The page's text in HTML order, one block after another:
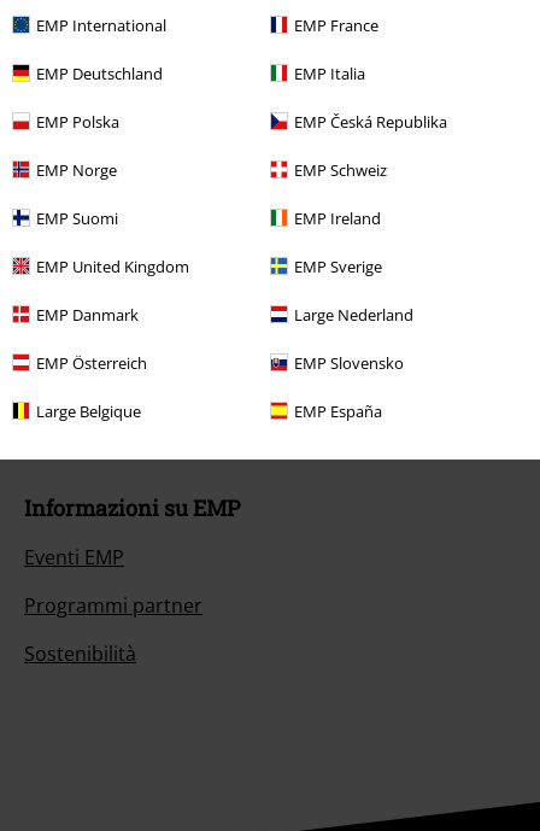
EMP International EMP France
EMP Deutschland EMP Italia
EMP Polska EMP Česká Republika
EMP Norge EMP Schweiz
EMP Suomi EMP Ireland
EMP United Kingdom EMP Sverige
EMP Danmark Large Nederland
EMP Österreich EMP Slovensko
Large Belgique EMP España
Offerte per te
Concorsi
Regala un buono EMP
Sconto EMP per studenti
EMP Backstage Club
Informazioni su EMP
Eventi EMP
Programmi partner
Sostenibilità